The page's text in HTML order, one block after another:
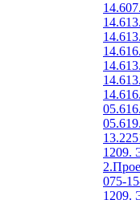
1209.
2.
075-
1209.